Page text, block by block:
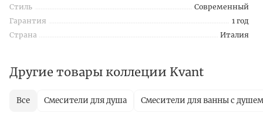
Стиль
Современный
Гарантия
1 год
Страна
Италия
Другие товары коллеции Kvant
Все Смесители для душа Смесители для ванны с душем